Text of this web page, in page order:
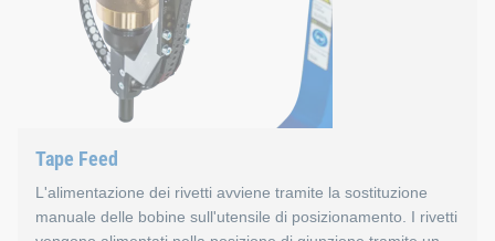
Caratteristiche
È composto da una stazione di carico e un porta-
Possono essere lavorate fino a otto lunghezze di
Fino a 49 rivetti per caricatore
Cambio rapido del caricatore in circa 4,0 s
Tape Feed
L'alimentazione dei rivetti avviene tramite la sostituzione
manuale delle bobine sull'utensile di posizionamento. I rivetti